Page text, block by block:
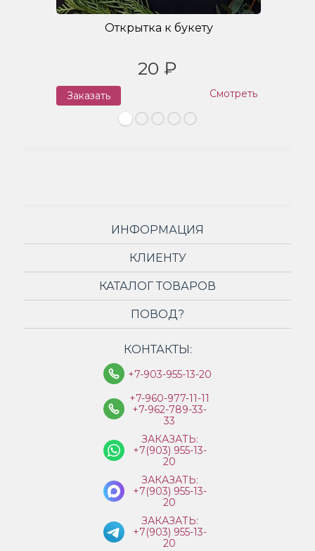
Открытка к букету
20 ₽
Заказать Смотреть
ИНФОРМАЦИЯ
КЛИЕНТУ
КАТАЛОГ ТОВАРОВ
ПОВОД?
КОНТАКТЫ:
+7-903-955-13-20
+7-960-977-11-11
+7-962-789-33-
33
ЗАКАЗАТЬ:
+7(903) 955-13-
20
ЗАКАЗАТЬ:
+7(903) 955-13-
20
ЗАКАЗАТЬ:
+7(903) 955-13-
20